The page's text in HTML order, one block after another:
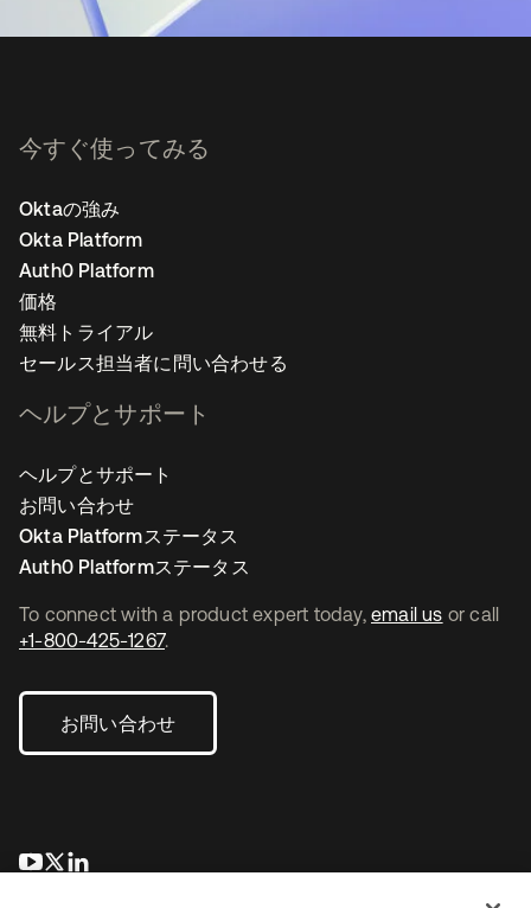
To connect with a product expert today, email us or call
+1-800-425-1267.
お問い合わせ
新しいタブで開く
新しいタブで開く
今すぐ使ってみる
Oktaの強み
Okta Platform
Auth0 Platform
価格
無料トライアル
セールス担当者に問い合わせる
ヘルプとサポート
ヘルプとサポート
お問い合わせ
Okta Platformステータス
Auth0 Platformステータス